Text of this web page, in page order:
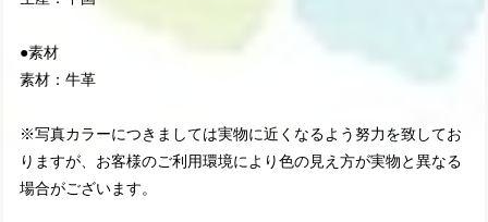
●素材
素材：牛革
※写真カラーにつきましては実物に近くなるよう努力を致してお
りますが、お客様のご利用環境により色の見え方が実物と異なる
場合がございます。